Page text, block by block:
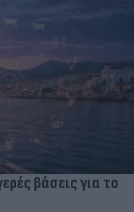
βάσεις για το